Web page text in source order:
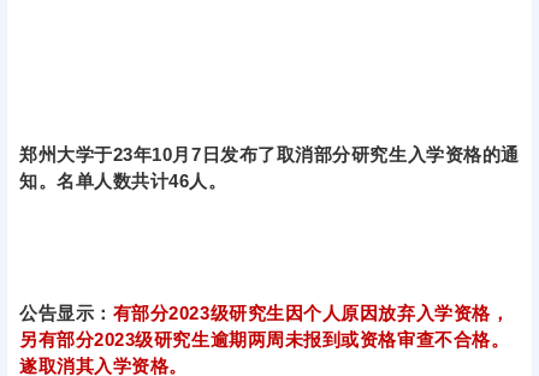
郑州大学于23年10月7日发布了取消部分研究生入学资格的通
知。名单人数共计46人。
公告显示： 有部分2023级研究生因个人原因放弃入学资格，
另有部分2023级研究生逾期两周未报到或资格审查不合格。
遂取消其入学资格。